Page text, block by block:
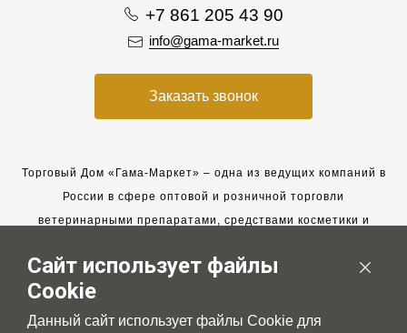
+7 861 205 43 90
info@gama-market.ru
Заказать звонок
Торговый Дом «Гама-Маркет» – одна из ведущих компаний в
России в сфере оптовой и розничной торговли
ветеринарными препаратами, средствами косметики и
Мы работаем с 2005 года. Мы приглашаем к сотрудничеству
новых клиентов и всегда рассчитываем на взаимовыгодные,
долгосрочные партнерские отношения.
Сайт использует файлы
Cookie
Данный сайт использует файлы Cookie для